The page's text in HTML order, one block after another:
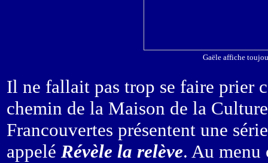
Gaële affiche
Il ne fallait pas trop se faire prier
chemin de la Maison de la
Francouvertes présentent une
appelé Révèle la relève. Au menu